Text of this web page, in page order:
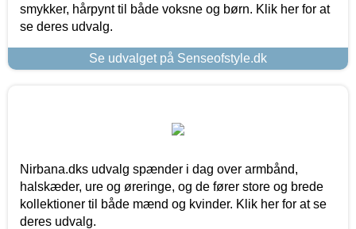
smykker, hårpynt til både voksne og børn. Klik her for at
se deres udvalg.
Se udvalget på Senseofstyle.dk
Nirbana.dks udvalg spænder i dag over armbånd,
halskæder, ure og øreringe, og de fører store og brede
kollektioner til både mænd og kvinder. Klik her for at se
deres udvalg.